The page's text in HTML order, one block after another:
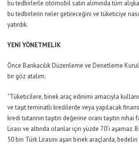
bu tedbirlerle otomobil satın alımında tüm
bu tedbirlerin neler getireceğini ve tüketiciye
yatırdık.
YENİ YÖNETMELİK
Önce Bankacılık Düzenleme ve Denetleme
bir göz atalım.
“Tüketicilere, binek araç edinimi amacıyla
ve taşıt teminatlı kredilerde veya yapılacak
kredi tutarının taşıtın değerine oranı taşıtın
Lirası ve altında olanlar için yüzde 70’i aşamaz.
50 bin Türk Lirasını aşan binek araçlarda,